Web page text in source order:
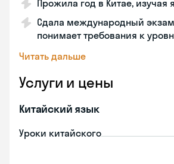
Прожила год в Китае, изучая
Сдала международный
понимает требования к
Читать дальше
Услуги и цены
Китайский язык
Уроки китайского